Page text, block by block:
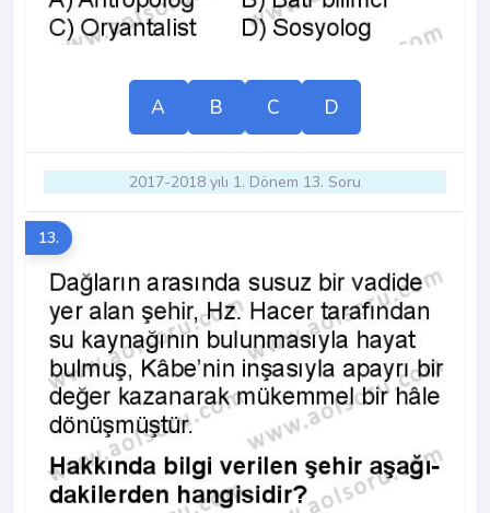
A B C D
2017-2018 yılı 1. Dönem 13. Soru
13.